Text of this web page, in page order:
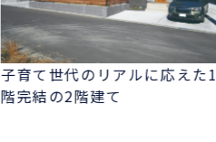
子育て世代のリアルに応えた1
階完結の2階建て